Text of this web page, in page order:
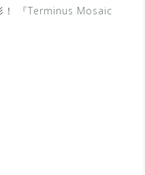
！ 『Terminus Mosaic